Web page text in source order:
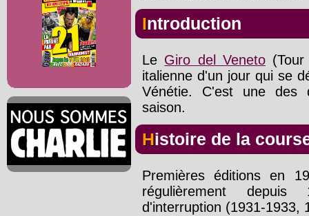
Introduction
Le Giro del Veneto(Tour
italienne d'un jour qui se
Vénétie. C'est une des
saison.
Histoire de la
Premières éditions en
régulièrement
d'interruption (1931-1933,